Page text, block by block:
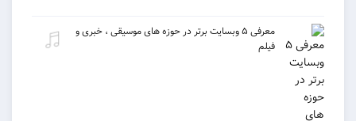
معرفی ۵ وبسایت برتر در حوزه های موسیقی ، خبری و